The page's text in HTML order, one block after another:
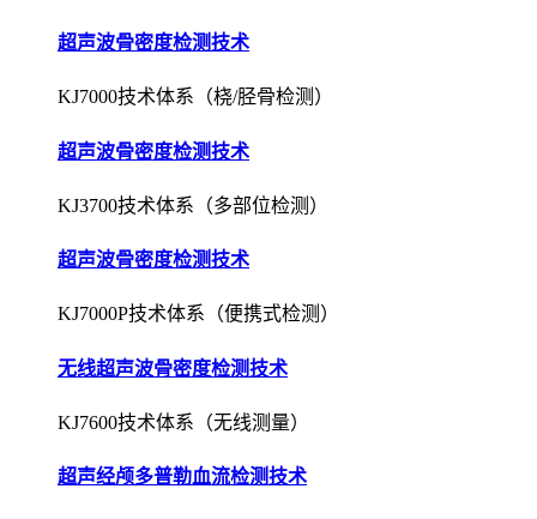
超声波骨密度检测技术
KJ7000技术体系（桡/胫骨检测）
超声波骨密度检测技术
KJ3700技术体系（多部位检测）
超声波骨密度检测技术
KJ7000P技术体系（便携式检测）
无线超声波骨密度检测技术
KJ7600技术体系（无线测量）
超声经颅多普勒血流检测技术